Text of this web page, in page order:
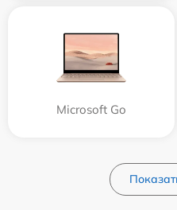
Microsoft Go